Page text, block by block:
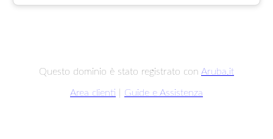
Questo dominio è stato registrato con Aruba.it
Area clienti Guide e Assistenza